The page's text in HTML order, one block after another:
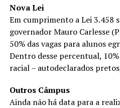
Nova Lei
Em cumprimento a Lei 3.458
governador Mauro Carlesse
50% das vagas para alunos
Dentro desse percentual,
racial – autodeclarados
Outros Câmpus
Ainda não há data para a